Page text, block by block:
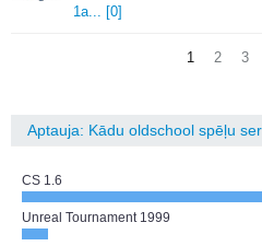
1a... [0]
1 2 3
Aptauja: Kādu oldschool spēļu
CS 1.6
Unreal Tournament 1999